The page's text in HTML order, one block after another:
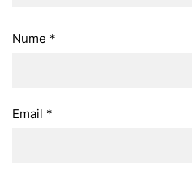
Nume *
Email *